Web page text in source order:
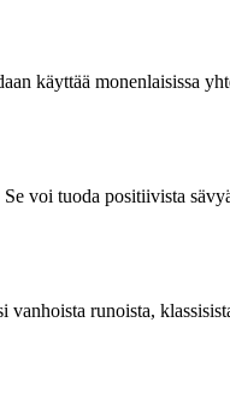
käyttää monenlaisissa
voi tuoda positiivista
runoista,